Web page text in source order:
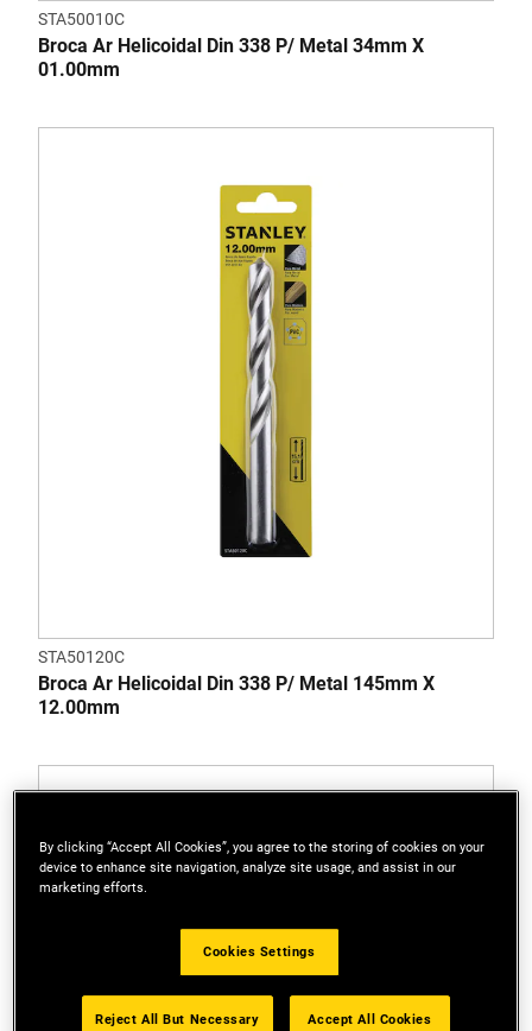
STA50010C
Broca Ar Helicoidal Din 338 P/ Metal 34mm X
01.00mm
STA50120C
Broca Ar Helicoidal Din 338 P/ Metal 145mm X
12.00mm
By clicking “Accept All Cookies”, you agree to the storing of cookies on your
device to enhance site navigation, analyze site usage, and assist in our
marketing efforts.
Cookies Settings
Reject All But Necessary Accept All Cookies